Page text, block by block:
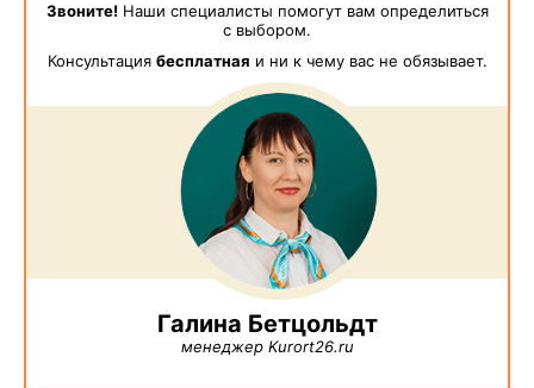
Звоните!Наши специалисты помогут вам определиться
с выбором.
Консультация бесплатная и ни к чему вас не обязывает.
Галина Бетцольдт
менеджер Kurort26.ru